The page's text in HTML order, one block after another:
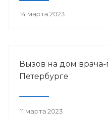
14 марта 2023
Вызов на дом врача-
Петербурге
11 марта 2023